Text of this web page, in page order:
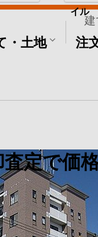
・土地
建
注
イル
定で価